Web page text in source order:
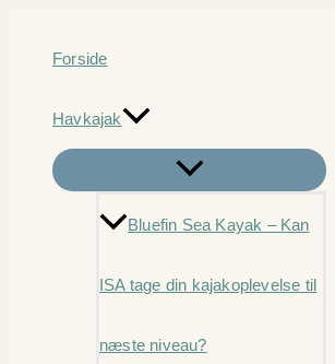
Forside
Havkajak
Bluefin Sea Kayak – Kan
ISA tage din kajakoplevelse til
næste niveau?